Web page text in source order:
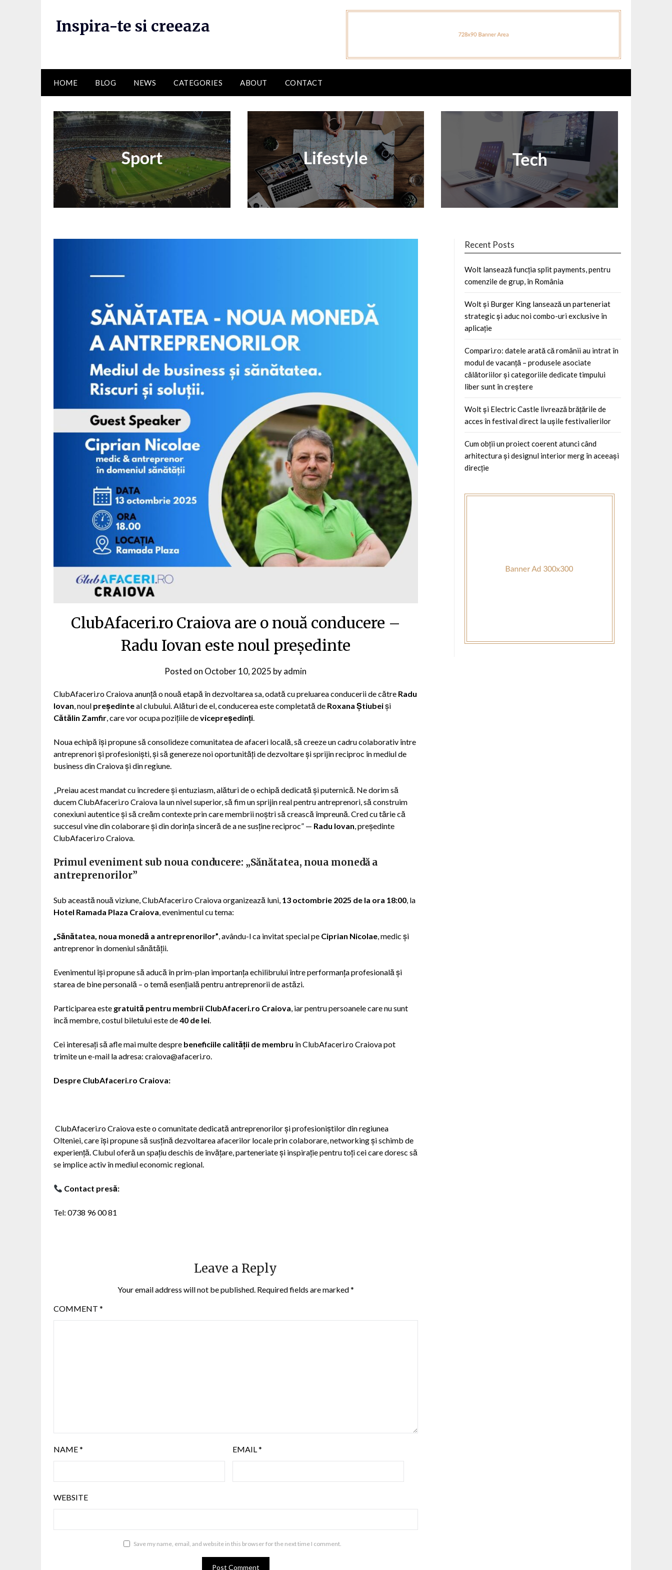
Inspira-te si creeaza
HOME BLOG NEWS CATEGORIES ABOUT CONTACT
ClubAfaceri.ro Craiova are o nouă conducere –
Radu Iovan este noul președinte
Posted on October 10, 2025 byadmin
ClubAfaceri.ro Craiova anunță o nouă etapă în dezvoltarea sa, odată cu preluarea conducerii de către Radu
Iovan, noul președinteal clubului. Alături de el, conducerea este completată de Roxana Știubeiși
Cătălin Zamfir, care vor ocupa pozițiile devicepreședinți.
Noua echipă își propune să consolideze comunitatea de afaceri locală, să creeze un cadru colaborativ între
antreprenori și profesioniști, și să genereze noi oportunități de dezvoltare și sprijin reciproc în mediul de
business din Craiova și din regiune.
„Preiau acest mandat cu încredere și entuziasm, alături de o echipă dedicată și puternică. Ne dorim să
ducem ClubAfaceri.ro Craiova la un nivel superior, să fim un sprijin real pentru antreprenori, să construim
conexiuni autentice și să creăm contexte prin care membrii noștri să crească împreună. Cred cu tărie că
succesul vine din colaborare și din dorința sinceră de a ne susține reciproc” — Radu Iovan, președinte
ClubAfaceri.ro Craiova.
Primul eveniment sub noua conducere: „Sănătatea, noua monedă a
antreprenorilor”
Sub această nouă viziune, ClubAfaceri.ro Craiova organizează luni, 13 octombrie 2025 de la ora 18:00, la
Hotel Ramada Plaza Craiova, evenimentul cu tema:
„Sănătatea, noua monedă a antreprenorilor”, avându-l ca invitat special pe Ciprian Nicolae, medic și
antreprenor în domeniul sănătății.
Evenimentul își propune să aducă în prim-plan importanța echilibrului între performanța profesională și
starea de bine personală – o temă esențială pentru antreprenorii de astăzi.
Participarea este gratuită pentru membrii ClubAfaceri.ro Craiova, iar pentru persoanele care nu sunt
încă membre, costul biletului este de40 de lei.
Cei interesați să afle mai multe despre beneficiile calității de membru în ClubAfaceri.ro Craiova pot
trimite un e-mail la adresa: craiova@afaceri.ro.
Despre ClubAfaceri.ro Craiova:
ClubAfaceri.ro Craiova este o comunitate dedicată antreprenorilor și profesioniștilor din regiunea
Olteniei, care își propune să susțină dezvoltarea afacerilor locale prin colaborare, networking și schimb de
experiență. Clubul oferă un spațiu deschis de învățare, parteneriate și inspirație pentru toți cei care doresc să
se implice activ în mediul economic regional.
Contact presă:
Tel: 0738 96 00 81
Leave a Reply
Your email address will not be published. Required fields are marked*
COMMENT *
NAME* EMAIL*
WEBSITE
Save my name, email, and website in this browser for the next time I comment.
Recent Posts
Wolt lansează funcția split payments, pentru
comenzile de grup, în România
Wolt și Burger King lansează un parteneriat
strategic și aduc noi combo-uri exclusive în
aplicație
Compari.ro: datele arată că românii au intrat în
modul de vacanță – produsele asociate
călătoriilor și categoriile dedicate timpului
liber sunt în creștere
Wolt și Electric Castle livrează brățările de
acces în festival direct la ușile festivalierilor
Cum obții un proiect coerent atunci când
arhitectura și designul interior merg în aceeași
direcție